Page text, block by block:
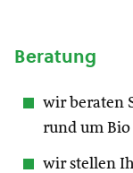
Beratung
wir beraten
rund um Bio
wir stellen